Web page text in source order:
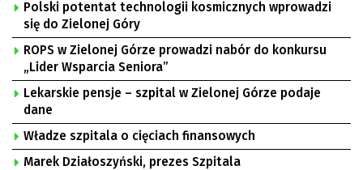
Polski potentat technologii kosmicznych wprowadzi
się do Zielonej Góry
ROPS w Zielonej Górze prowadzi nabór do konkursu
„Lider Wsparcia Seniora”
Lekarskie pensje – szpital w Zielonej Górze podaje
dane
Władze szpitala o cięciach finansowych
Marek Działoszyński, prezes Szpitala